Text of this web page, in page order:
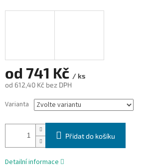
od 741 Kč / ks
od 612,40 Kč bez DPH
cena:
Varianta
Přidat do košíku
Detailní informace